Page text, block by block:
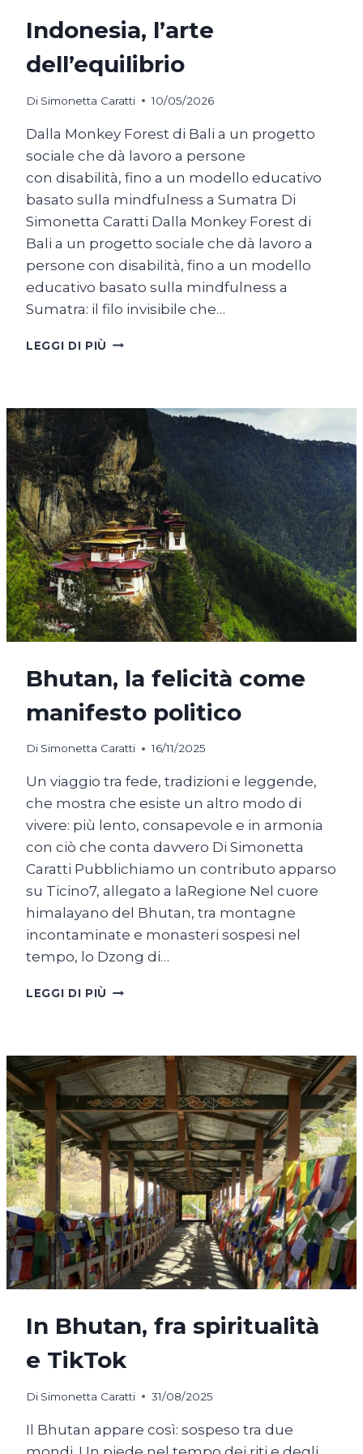
Indonesia, l’arte
dell’equilibrio
Di Simonetta Caratti 10/05/2026
Dalla Monkey Forest di Bali a un progetto
sociale che dà lavoro a persone
con disabilità, fino a un modello educativo
basato sulla mindfulness a Sumatra Di
Simonetta Caratti Dalla Monkey Forest di
Bali a un progetto sociale che dà lavoro a
persone con disabilità, fino a un modello
educativo basato sulla mindfulness a
Sumatra: il filo invisibile che…
LEGGI DI PIÙ INDONESIA,
Bhutan, la felicità come
manifesto politico
Di Simonetta Caratti 16/11/2025
Un viaggio tra fede, tradizioni e leggende,
che mostra che esiste un altro modo di
vivere: più lento, consapevole e in armonia
con ciò che conta davvero Di Simonetta
Caratti Pubblichiamo un contributo apparso
su Ticino7, allegato a laRegione Nel cuore
himalayano del Bhutan, tra montagne
incontaminate e monasteri sospesi nel
tempo, lo Dzong di…
LEGGI DI PIÙ BHUTAN,
MANIFESTO
POLITICO
In Bhutan, fra spiritualità
e TikTok
Di Simonetta Caratti 31/08/2025
Il Bhutan appare così: sospeso tra due